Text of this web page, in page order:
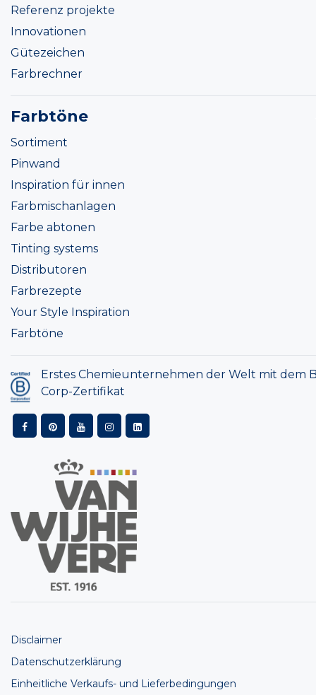
Referenz projekte
Innovationen
Gütezeichen
Farbrechner
Farbtöne
Sortiment
Pinwand
Inspiration für innen
Farbmischanlagen
Farbe abtonen
Tinting systems
Distributoren
Farbrezepte
Your Style Inspiration
Farbtöne
Erstes Chemieunternehmen der Welt mit dem
Corp-Zertifikat
Disclaimer
Datenschutzerklärung
Einheitliche Verkaufs- und Lieferbedingungen